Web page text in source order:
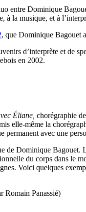
entre Dominique
à la musique, et à
, que Dominique Bagouet
d’interprète et de
en 2002.
Éliane, chorégraphie
elle-même la
permanent avec une
de Dominique Bagouet.
du corps dans le
Voici quelques
Romain Panassié)